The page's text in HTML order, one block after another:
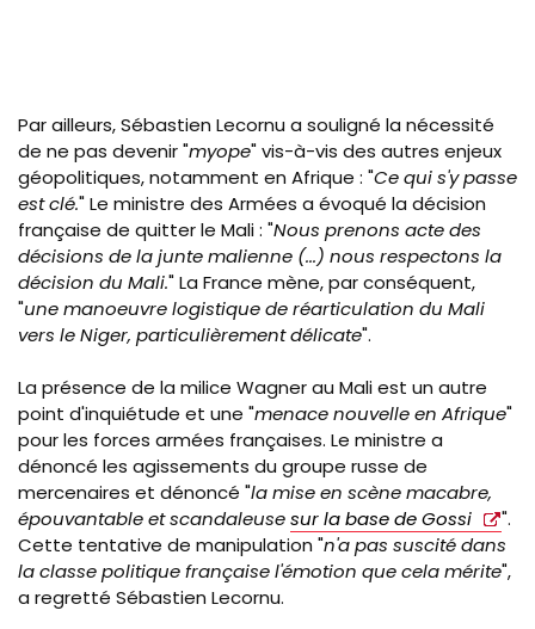
Par ailleurs, Sébastien Lecornu a souligné la nécessité
de ne pas devenir "myope" vis-à-vis des autres enjeux
géopolitiques, notamment en Afrique : "Ce qui s'y passe
est clé." Le ministre des Armées a évoqué la décision
française de quitter le Mali : "Nous prenons acte des
décisions de la junte malienne (...) nous respectons la
décision du Mali." La France mène, par conséquent,
"une manoeuvre logistique deréarticulation du Mali
vers le Niger, particulièrement délicate".
La présence de la milice Wagner au Mali est un autre
point d'inquiétude et une "menace nouvelle en Afrique"
pour les forces armées françaises. Le ministre a
dénoncé les agissements du groupe russe de
mercenaires et dénoncé "la mise en scène macabre,
épouvantable et scandaleusesur la base de Gossi
".
Cette tentative de manipulation "n'a pas suscité dans
la classe politique française l'émotion que cela mérite",
a regretté Sébastien Lecornu.